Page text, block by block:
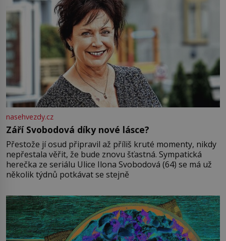
nasehvezdy.cz
Září Svobodová díky nové lásce?
Přestože jí osud připravil až příliš kruté momenty, nikdy
nepřestala věřit, že bude znovu šťastná. Sympatická
herečka ze seriálu Ulice Ilona Svobodová (64) se má už
několik týdnů potkávat se stejně